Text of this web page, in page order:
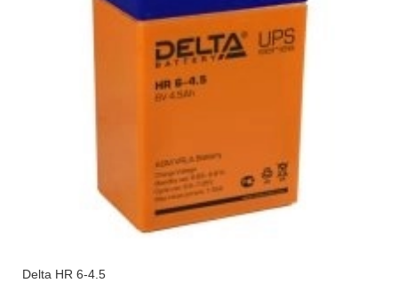
Delta HR 6-4.5